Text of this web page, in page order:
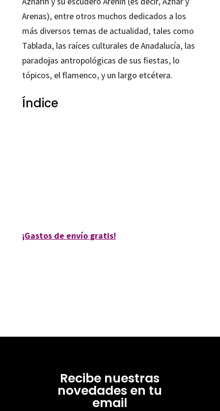
Arenas), entre otros muchos dedicados a los
más diversos temas de actualidad, tales como
Tablada, las raíces culturales de Anadalucía, las
paradojas antropológicas de sus fiestas, lo
tópicos, el flamenco, y un largo etcétera.
Índice
¡Gastos de envío gratis!
Recibe nuestras
novedades en tu
email